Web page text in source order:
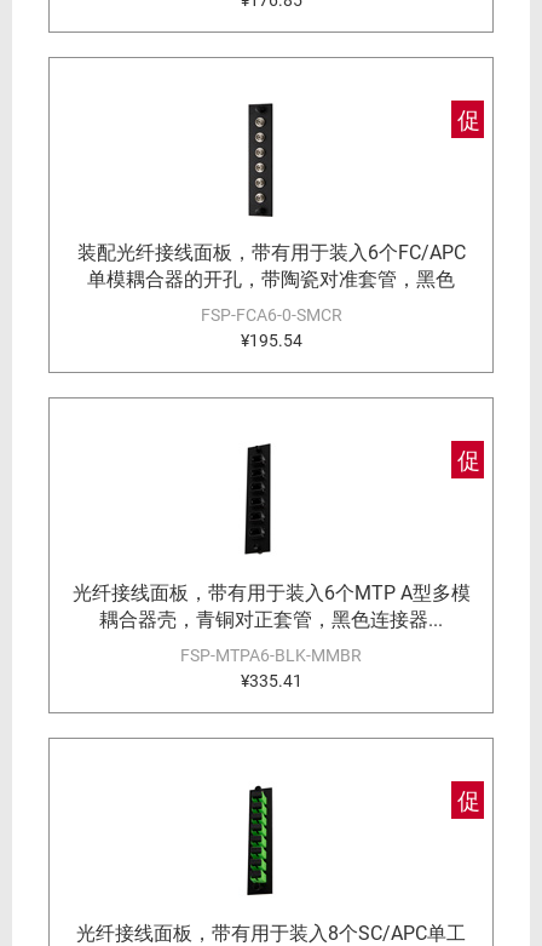
促
装配光纤接线面板，带有用于装入6个FC/APC
单模耦合器的开孔，带陶瓷对准套管，黑色
FSP-FCA6-0-SMCR
¥195.54
促
光纤接线面板，带有用于装入6个MTP A型多模
耦合器壳，青铜对正套管，黑色连接器...
FSP-MTPA6-BLK-MMBR
¥335.41
促
光纤接线面板，带有用于装入8个SC/APC单工